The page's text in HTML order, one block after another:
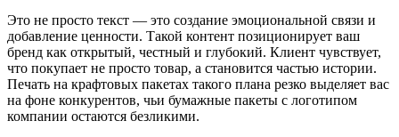
Это не просто текст — это создание эмоциональной связи и
добавление ценности. Такой контент позиционирует ваш
бренд как открытый, честный и глубокий. Клиент чувствует,
что покупает не просто товар, а становится частью истории.
Печать на крафтовых пакетах такого плана резко выделяет вас
на фоне конкурентов, чьи бумажные пакеты с логотипом
компании остаются безликими.